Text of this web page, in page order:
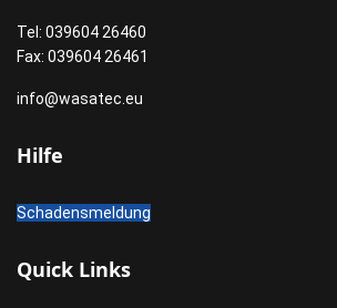
Tel: 039604 26460
Fax: 039604 26461
info@wasatec.eu
Hilfe
Schadensmeldung
Quick Links